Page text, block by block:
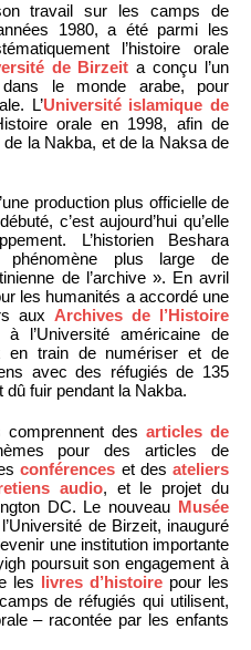
travail sur les camps de
1980, a été parmi les
l’histoire orale
de Birzeit a conçu l’un
le monde arabe, pour
L’Université islamique de
orale en 1998, afin de
la Nakba, et de la Naksa de
production plus officielle de
c’est aujourd’hui qu’elle
L’historien Beshara
plus large de
de l’archive ». En avril
les humanités a accordé une
aux Archives de l’Histoire
l’Université américaine de
en train de numériser et de
avec des réfugiés de 135
fuir pendant la Nakba.
comprennent des articles de
pour des articles de
conférences et des ateliers
audio, et le projet du
DC. Le nouveau Musée
de Birzeit, inauguré
une institution importante
poursuit son engagement à
les livres d’histoire pour les
de réfugiés qui utilisent,
– racontée par les enfants